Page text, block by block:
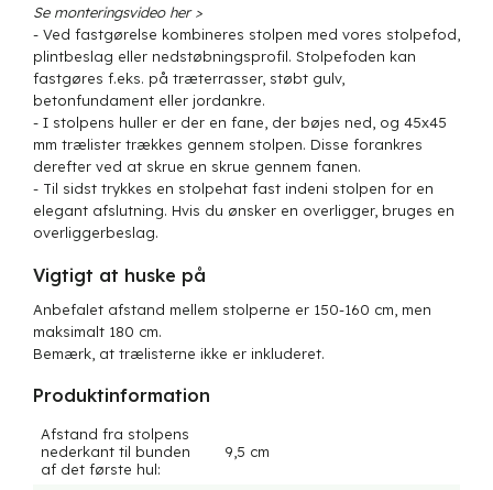
Se monteringsvideo her >
- Ved fastgørelse kombineres stolpen med vores stolpefod,
plintbeslag eller nedstøbningsprofil. Stolpefoden kan
fastgøres f.eks. på træterrasser, støbt gulv,
betonfundament eller jordankre.
- I stolpens huller er der en fane, der bøjes ned, og 45x45
mm trælister trækkes gennem stolpen. Disse forankres
derefter ved at skrue en skrue gennem fanen.
- Til sidst trykkes en stolpehat fast indeni stolpen for en
elegant afslutning. Hvis du ønsker en overligger, bruges en
overliggerbeslag.
Vigtigt at huske på
Anbefalet afstand mellem stolperne er 150-160 cm, men
maksimalt 180 cm.
Bemærk, at trælisterne ikke er inkluderet.
Produktinformation
Afstand fra stolpens
nederkant til bunden
af det første hul:
9,5 cm